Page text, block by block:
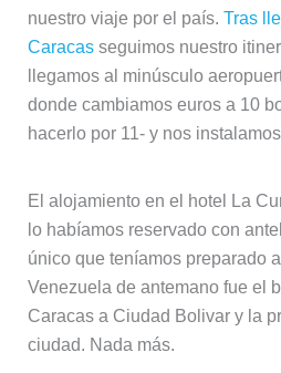
nuestro viaje por el país. Tras
Caracasseguimos nuestro
llegamos al minúsculo
donde cambiamos euros a 10
hacerlo por 11- y nos
El alojamiento en el hotel La
lo habíamos reservado con
único que teníamos preparado
Venezuela de antemano fue el
Caracas a Ciudad Bolivar y la
ciudad. Nada más.